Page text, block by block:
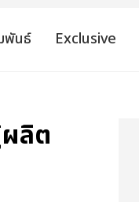
พันธ์ Exclusive
ผลิต